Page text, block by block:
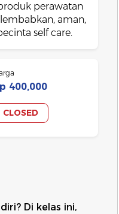
perawatan
aman,
self care.
400,000
CLOSED
Di kelas ini,